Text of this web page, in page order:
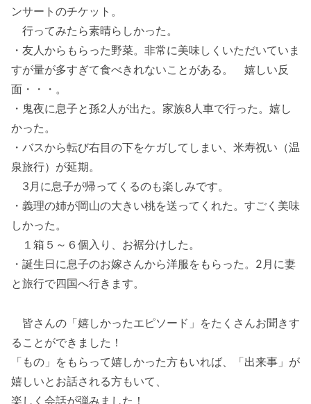
ンサートのチケット。
行ってみたら素晴らしかった。
・友人からもらった野菜。非常に美味しくいただいていま
すが量が多すぎて食べきれないことがある。 嬉しい反
面・・・。
・鬼夜に息子と孫2人が出た。家族8人車で行った。嬉し
かった。
・バスから転び右目の下をケガしてしまい、米寿祝い（温
泉旅行）が延期。
3月に息子が帰ってくるのも楽しみです。
・義理の姉が岡山の大きい桃を送ってくれた。すごく美味
しかった。
１箱５～６個入り、お裾分けした。
・誕生日に息子のお嫁さんから洋服をもらった。2月に妻
と旅行で四国へ行きます。
皆さんの「嬉しかったエピソード」をたくさんお聞きす
ることができました！
「もの」をもらって嬉しかった方もいれば、「出来事」が
嬉しいとお話される方もいて、
楽しく会話が弾みました！